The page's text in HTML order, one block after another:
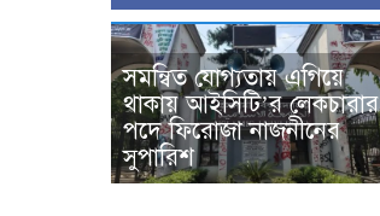
সমন্বিত যোগ্যতায় এগিয়ে
থাকায় আইসিটি’র লেকচারার
পদে ফিরোজা নাজনীনের
সুপারিশ